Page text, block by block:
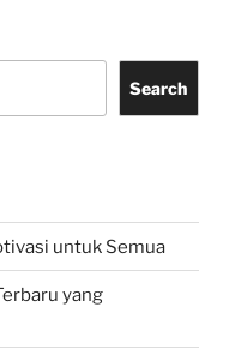
Search
untuk Semua
yang